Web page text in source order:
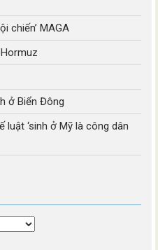
chiến’ MAGA
ở Biển Đông
luật ‘sinh ở Mỹ là công dân